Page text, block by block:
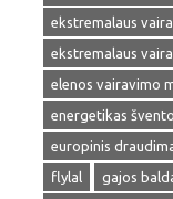
ekstremalaus
ekstremalaus
elenos vairavimo
energetikas
europinis
flylal
gajos